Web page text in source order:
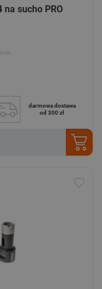
sucho PRO
darmowa dostawa
od 300 zł